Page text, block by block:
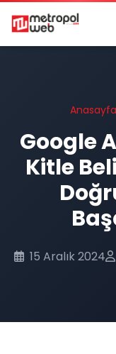
Ana içeriğe geç
Anasayfa
Google
Kitle
15 Aralık 2024